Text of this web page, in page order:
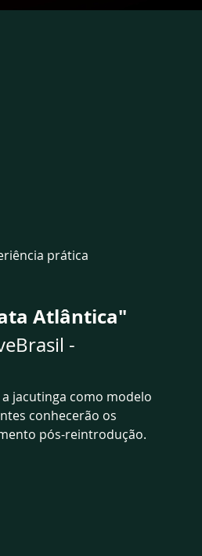
prática
Atlântica"
-
jacutinga como modelo
conhecerão os
pós-reintrodução.